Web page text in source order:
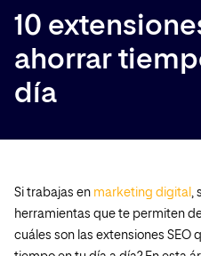
10
ahorrar
día
Si trabajas en marketing digital ,
herramientas que te permiten
cuáles son las extensiones SEO